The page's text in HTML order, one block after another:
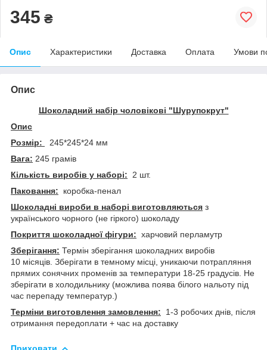
345 ₴
Опис Характеристики Доставка Оплата Умови
Опис
Шоколадний набір чоловікові "Шурупокрут"
Опис
Розмір:
245*245*24 мм
Вага: 245 грамів
Кількість виробів у наборі: 2 шт.
Паковання: коробка-пенал
Шоколадні вироби в наборі виготовляються з
українського чорного (не гіркого) шоколаду
Покриття шоколадної фігури: харчовий перламутр
Зберігання: Термін зберігання шоколадних виробів
10 місяців. Зберігати в темному місці, уникаючи потрапляння
прямих сонячних променів за температури 18-25 градусів. Не
зберігати в холодильнику (можлива поява білого нальоту під
час перепаду температур.)
Терміни виготовлення замовлення: 1-3 робочих днів, після
отримання передоплати + час на доставку
Приховати